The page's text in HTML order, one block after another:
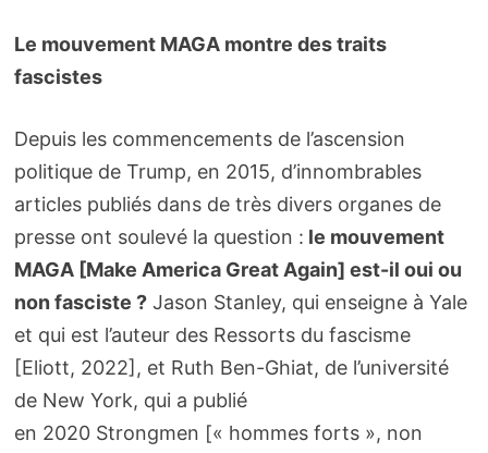
Le mouvement MAGA montre des traits
fascistes
Depuis les commencements de l’ascension
politique de Trump, en 2015, d’innombrables
articles publiés dans de très divers organes de
presse ont soulevé la question : le mouvement
MAGA [Make America Great Again] est-il oui ou
non fasciste ?Jason Stanley, qui enseigne à Yale
et qui est l’auteur des Ressorts du fascisme
[Eliott, 2022], et Ruth Ben-Ghiat, de l’université
de New York, qui a publié
en 2020 Strongmen [« hommes forts », non